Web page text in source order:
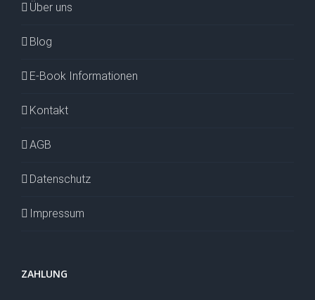
Über uns
Blog
E-Book Informationen
Kontakt
AGB
Datenschutz
Impressum
ZAHLUNG